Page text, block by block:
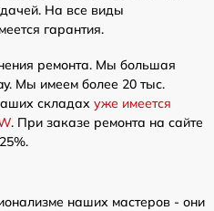
На все виды
гарантия.
ремонта. Мы большая
Мы имеем более 20 тыс.
складах уже имеется
. При заказе ремонта на сайте
наших мастеров - они